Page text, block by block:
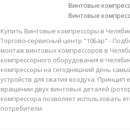
Винтовые
Винтовые
Купить Винтовые компрессоры в
Торгово-сервисный центр "10Бар" -
монтаж винтовых компрессоров в
компрессорного оборудования в
компрессоры на сегодняшний день
устройств для сжатия воздуха. Принцип
вращении двух винтовых деталей
компрессора позволяет использовать
потребители.